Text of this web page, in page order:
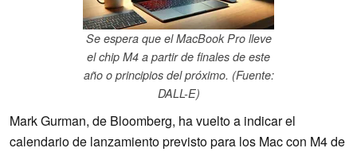
Se espera que el MacBook Pro lleve
el chip M4 a partir de finales de este
año o principios del próximo. (Fuente:
DALL-E)
Mark Gurman, de Bloomberg, ha vuelto a indicar el
calendario de lanzamiento previsto para los Mac con M4 de